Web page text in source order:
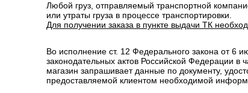
Любой груз, отправляемый транспортной
или утраты груза в процессе транспортировки.
Для получении заказа в пункте выдачи ТК
Во исполнение ст. 12 Федерального закона от 6
законодательных актов Российской Федерации в
магазин запрашивает данные по документу,
предоставляемой клиентом необходимой